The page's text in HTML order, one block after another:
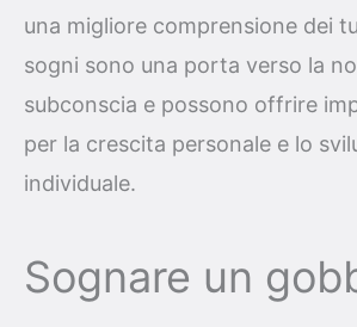
una migliore comprensione dei
sogni sono una porta verso la
subconscia e possono offrire
per la crescita personale e lo
individuale.
Sognare un